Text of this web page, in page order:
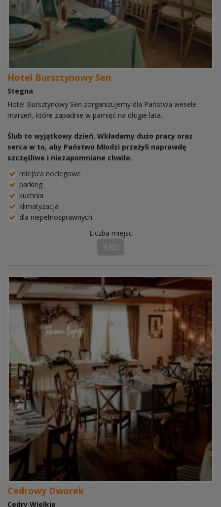
Hotel Bursztynowy Sen
Stegna
Hotel Bursztynowy Sen zorganizujemy dla Państwa wesele
marzeń, które zapadnie w pamięć na długie lata.
Ślub to wyjątkowy dzień. Wkładamy dużo pracy oraz
serca w to, aby Państwo Młodzi przeżyli naprawdę
szczęśliwe i niezapomniane chwile.
miejsca noclegowe
parking
kuchnia
klimatyzacja
dla niepełnosprawnych
Liczba miejsc
180
Cedrowy Dworek
Cedry Wielkie